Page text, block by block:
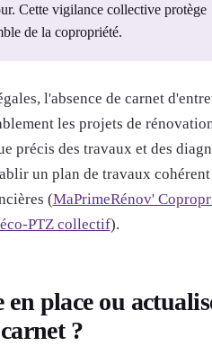
Cette vigilance collective protège
de la copropriété.
l'absence de carnet
les projets de
précis des travaux et des
un plan de travaux cohérent
(MaPrimeRénov'
éco-PTZ collectif).
place ou
carnet ?